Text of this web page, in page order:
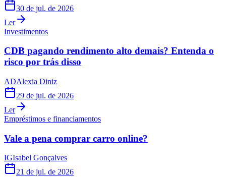
30 de jul. de 2026
Ler
Investimentos
CDB pagando rendimento alto demais? Entenda o
risco por trás disso
ADAlexia Diniz
29 de jul. de 2026
Ler
Empréstimos e financiamentos
Vale a pena comprar carro online?
IGIsabel Gonçalves
21 de jul. de 2026